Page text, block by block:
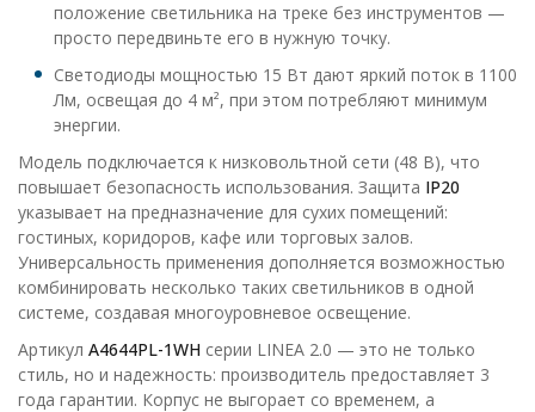
положение светильника на треке без инструментов —
просто передвиньте его в нужную точку.
Светодиоды мощностью 15 Вт дают яркий поток в 1100
Лм, освещая до 4 м², при этом потребляют минимум
энергии.
Модель подключается к низковольтной сети (48 В), что
повышает безопасность использования. Защита IP20
указывает на предназначение для сухих помещений:
гостиных, коридоров, кафе или торговых залов.
Универсальность применения дополняется возможностью
комбинировать несколько таких светильников в одной
системе, создавая многоуровневое освещение.
Артикул A4644PL-1WH серии LINEA 2.0 — это не только
стиль, но и надежность: производитель предоставляет 3
года гарантии. Корпус не выгорает со временем, а